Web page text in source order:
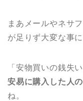
まあメールやネサ
が足りず大変な事に
「安物買いの銭失
安易に購入した人
ね。